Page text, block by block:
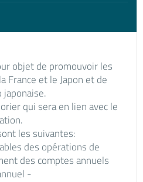
objet de promouvoir les
France et le Japon et de
qui sera en lien avec le
les suivantes:
des opérations de
des comptes annuels
-